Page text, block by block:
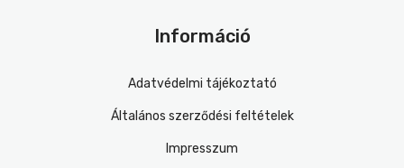
Információ
Adatvédelmi tájékoztató
Általános szerződési feltételek
Impresszum